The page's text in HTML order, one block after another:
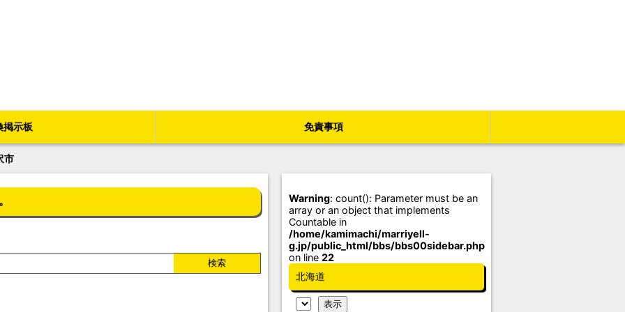
掲示板 免責事項
市
Warning: count(): Parameter must be an
array or an object that implements
Countable in
/home/kamimachi/marriyell-
g.jp/public_html/bbs/bbs00sidebar.php
on line 22
北海道